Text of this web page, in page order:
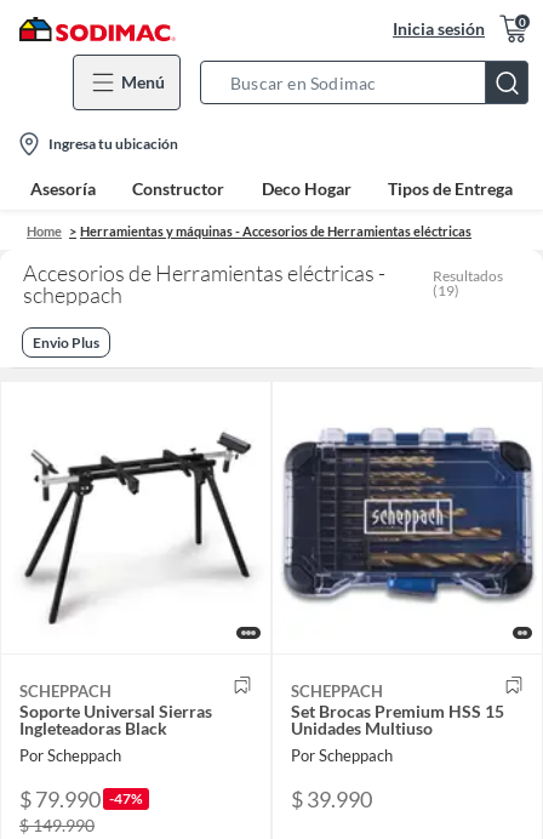
Inicia sesión 0
Menú
Bar
location-
icon
Ingresa tu ubicación
Asesoría Constructor Deco Hogar Tipos de Entrega
Home Herramientas y máquinas - Accesorios de Herramientas eléctricas
Accesorios de Herramientas eléctricas -
scheppach
Resultados
(19)
Envio Plus
SCHEPPACH
Soporte Universal Sierras
Ingleteadoras Black
Por Scheppach
$ 79.990 -47%
$ 149.990
SCHEPPACH
Set Brocas Premium HSS 15
Unidades Multiuso
Por Scheppach
$ 39.990